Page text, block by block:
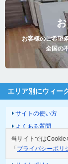
お客様のご希望
全国の
エリア別にウィー
サイトの使い方
よくある質問
サイトマップ
お問い合わせ
当サイトでは
「 プライバシーポリ